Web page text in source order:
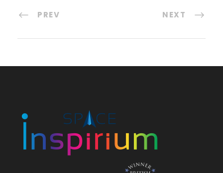
PREV NEXT